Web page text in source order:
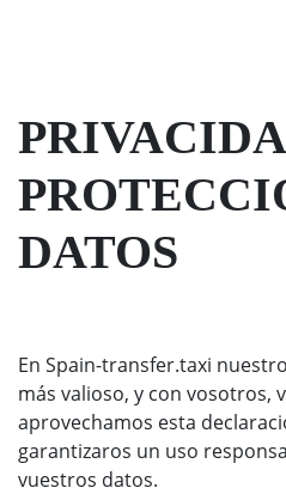
DATOS
En Spain-transfer.taxi
más valioso, y con vosotros,
aprovechamos esta
garantizaros un uso
vuestros datos.